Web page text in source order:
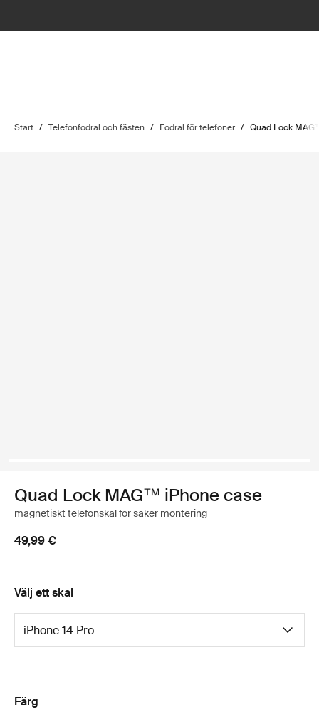
Start / Telefonfodral och fästen / Fodral för telefoner / Quad Lock
Quad Lock MAG™ iPhone case
magnetiskt telefonskal för säker montering
49,99 €
Välj ett skal
Färg